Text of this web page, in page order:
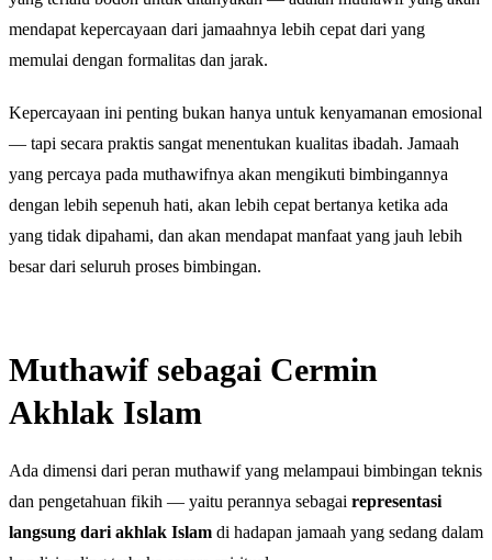
mendapat kepercayaan dari jamaahnya lebih cepat dari yang
memulai dengan formalitas dan jarak.
Kepercayaan ini penting bukan hanya untuk kenyamanan emosional
— tapi secara praktis sangat menentukan kualitas ibadah. Jamaah
yang percaya pada muthawifnya akan mengikuti bimbingannya
dengan lebih sepenuh hati, akan lebih cepat bertanya ketika ada
yang tidak dipahami, dan akan mendapat manfaat yang jauh lebih
besar dari seluruh proses bimbingan.
Muthawif sebagai Cermin
Akhlak Islam
Ada dimensi dari peran muthawif yang melampaui bimbingan teknis
dan pengetahuan fikih — yaitu perannya sebagai representasi
langsung dari akhlak Islam di hadapan jamaah yang sedang dalam